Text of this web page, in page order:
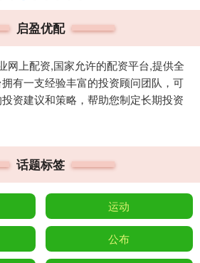
启盈优配
网上配资,国家允许的配资平台,提供全
有一支经验丰富的投资顾问团队，可
资建议和策略，帮助您制定长期投资
话题标签
运动
公布